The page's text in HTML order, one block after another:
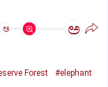
ಅ ಅ
Forest
#elephant